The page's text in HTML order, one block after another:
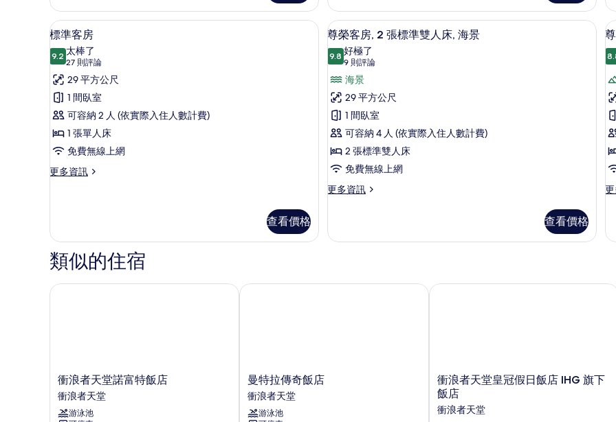
床,
城
市
景
觀
的
所
有
相
片
客
房,
1
特
雙
人
床,
城
市
觀
的
詳
床,
海
景
的
所
有
相
片
客
房,
2
張
標
雙
人
床,
海
景
詳
情
客
房,
2
張
標
雙
人
床,
城
市
觀
的
情
顯
示
標
準
客
房
的
所
有
高級寢具、迷你吧、客房內保險箱、書桌
9
標準客房
9.29.2 分，滿分 10 分
太棒了
27 則評論
(27
則
評
論)
29 平方公尺
1 間臥室
可容納 2 人 (依實際入住人數計費)
1 張單人床
免費無線上網
更多資訊
更
房
的
詳
情
查看價格
顯
示
尊
榮
客
房,
2
張
標
準
床,
10
尊榮客房, 2 張標準雙人床, 海景
9.89.8 分，滿分 10 分
好極了
9 則評論
(9
則
評
論)
海景
29 平方公尺
1 間臥室
可容納 4 人 (依實際入住人數計費)
2 張標準雙人床
免費無線上網
更多資訊
更
客
標
查看價格
2
更
客
標
的
類似的住宿
衝
浪
者
天
衝浪者天堂諾富特飯店
衝浪者天堂
游泳池
衝浪者天堂諾富特飯店
曼
特
拉
傳
曼特拉傳奇飯店
衝浪者天堂
游泳池
曼特拉傳奇飯店
衝
浪
者
天
衝浪者天堂皇冠假日飯店 IHG 旗下
飯店
衝浪者天堂
衝浪者天堂皇冠假日飯店 IHG 旗下飯